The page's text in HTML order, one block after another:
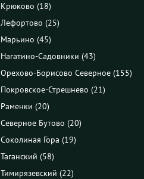
Крюково (18)
Лефортово (25)
Марьино (45)
Нагатино-Садовники (43)
Орехово-Борисово Северное (155)
Покровское-Стрешнево (21)
Раменки (20)
Северное Бутово (20)
Соколиная Гора (19)
Таганский (58)
Тимирязевский (22)